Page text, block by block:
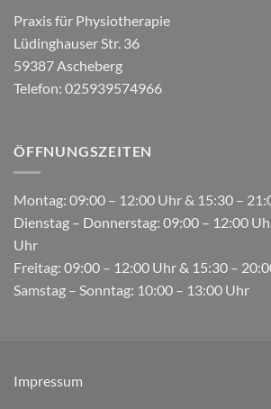
Praxis für Physiotherapie
Lüdinghauser Str. 36
59387 Ascheberg
Telefon: 025939574966
ÖFFNUNGSZEITEN
Montag: 09:00 – 12:00 Uhr & 15:30 –
Dienstag – Donnerstag: 09:00 – 12:00
Uhr
Freitag: 09:00 – 12:00 Uhr & 15:30 –
Samstag – Sonntag: 10:00 – 13:00 Uhr
Impressum